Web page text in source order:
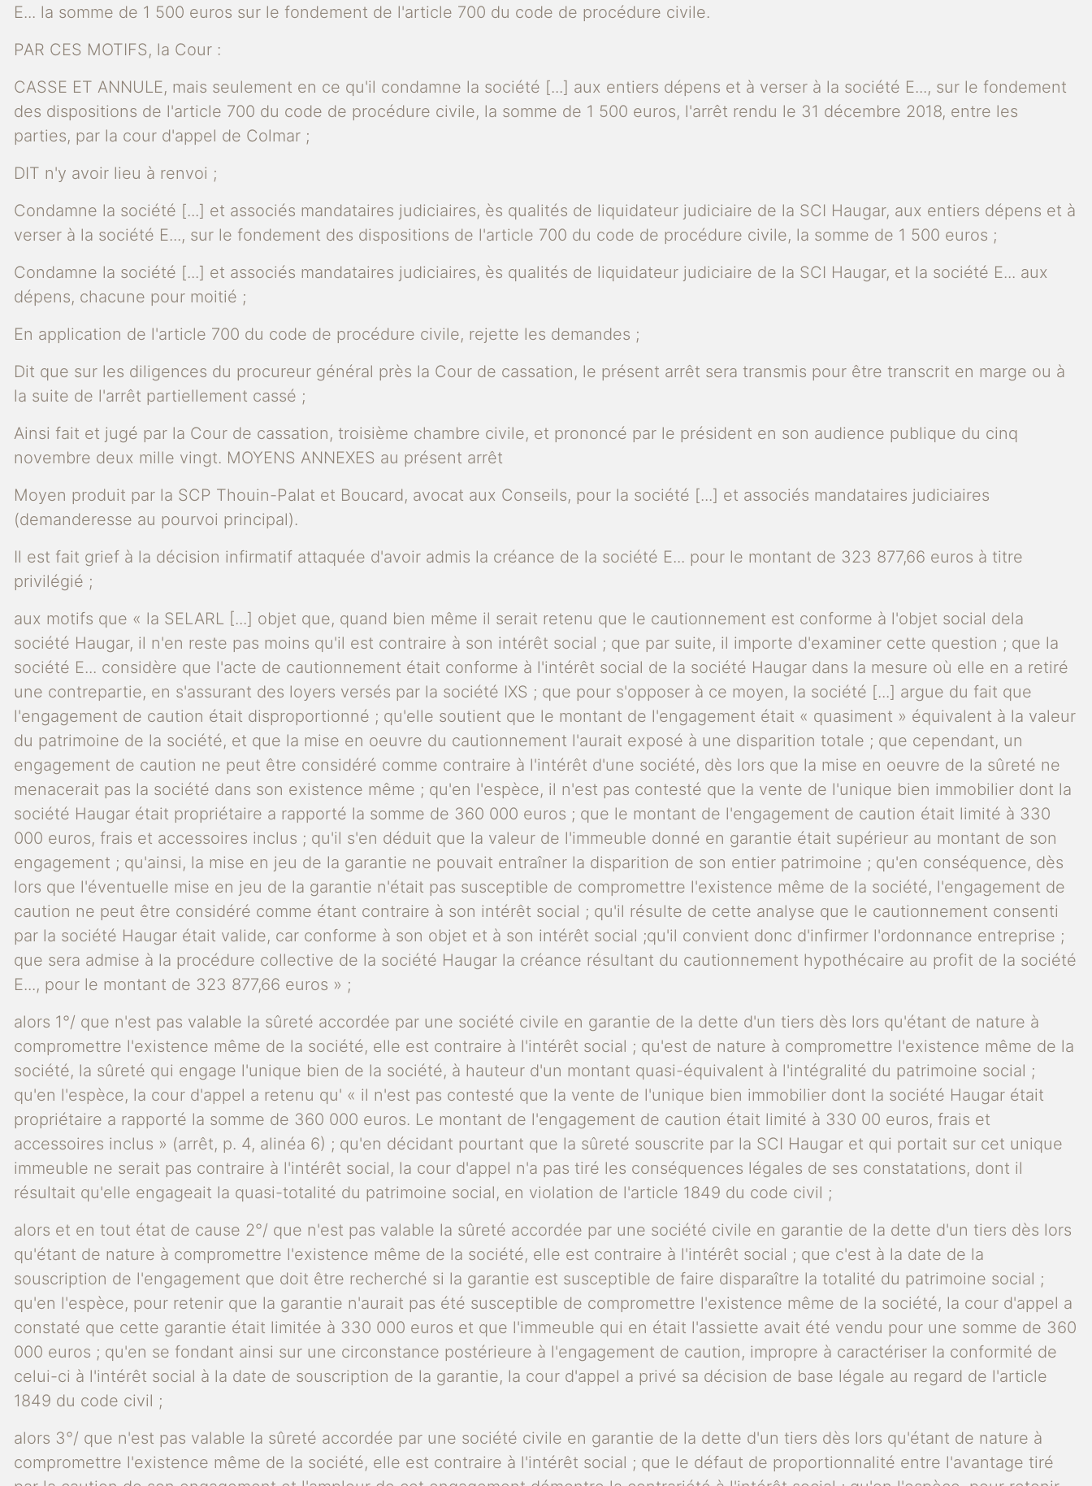
E... la somme de 1 500 euros sur le fondement de l'article 700 du code de procédure civile.
PAR CES MOTIFS, la Cour :
CASSE ET ANNULE, mais seulement en ce qu'il condamne la société [...] aux entiers dépens et à verser à la société E..., sur le fondement
des dispositions de l'article 700 du code de procédure civile, la somme de 1 500 euros, l'arrêt rendu le 31 décembre 2018, entre les
parties, par la cour d'appel de Colmar ;
DIT n'y avoir lieu à renvoi ;
Condamne la société [...] et associés mandataires judiciaires, ès qualités de liquidateur judiciaire de la SCI Haugar, aux entiers dépens et à
verser à la société E..., sur le fondement des dispositions de l'article 700 du code de procédure civile, la somme de 1 500 euros ;
Condamne la société [...] et associés mandataires judiciaires, ès qualités de liquidateur judiciaire de la SCI Haugar, et la société E... aux
dépens, chacune pour moitié ;
En application de l'article 700 du code de procédure civile, rejette les demandes ;
Dit que sur les diligences du procureur général près la Cour de cassation, le présent arrêt sera transmis pour être transcrit en marge ou à
la suite de l'arrêt partiellement cassé ;
Ainsi fait et jugé par la Cour de cassation, troisième chambre civile, et prononcé par le président en son audience publique du cinq
novembre deux mille vingt. MOYENS ANNEXES au présent arrêt
Moyen produit par la SCP Thouin-Palat et Boucard, avocat aux Conseils, pour la société [...] et associés mandataires judiciaires
(demanderesse au pourvoi principal).
Il est fait grief à la décision infirmatif attaquée d'avoir admis la créance de la société E... pour le montant de 323 877,66 euros à titre
privilégié ;
aux motifs que « la SELARL [...] objet que, quand bien même il serait retenu que le cautionnement est conforme à l'objet social dela
société Haugar, il n'en reste pas moins qu'il est contraire à son intérêt social ; que par suite, il importe d'examiner cette question ; que la
société E... considère que l'acte de cautionnement était conforme à l'intérêt social de la société Haugar dans la mesure où elle en a retiré
une contrepartie, en s'assurant des loyers versés par la société IXS ; que pour s'opposer à ce moyen, la société [...] argue du fait que
l'engagement de caution était disproportionné ; qu'elle soutient que le montant de l'engagement était « quasiment » équivalent à la valeur
du patrimoine de la société, et que la mise en oeuvre du cautionnement l'aurait exposé à une disparition totale ; que cependant, un
engagement de caution ne peut être considéré comme contraire à l'intérêt d'une société, dès lors que la mise en oeuvre de la sûreté ne
menacerait pas la société dans son existence même ; qu'en l'espèce, il n'est pas contesté que la vente de l'unique bien immobilier dont la
société Haugar était propriétaire a rapporté la somme de 360 000 euros ; que le montant de l'engagement de caution était limité à 330
000 euros, frais et accessoires inclus ; qu'il s'en déduit que la valeur de l'immeuble donné en garantie était supérieur au montant de son
engagement ; qu'ainsi, la mise en jeu de la garantie ne pouvait entraîner la disparition de son entier patrimoine ; qu'en conséquence, dès
lors que l'éventuelle mise en jeu de la garantie n'était pas susceptible de compromettre l'existence même de la société, l'engagement de
caution ne peut être considéré comme étant contraire à son intérêt social ; qu'il résulte de cette analyse que le cautionnement consenti
par la société Haugar était valide, car conforme à son objet et à son intérêt social ;qu'il convient donc d'infirmer l'ordonnance entreprise ;
que sera admise à la procédure collective de la société Haugar la créance résultant du cautionnement hypothécaire au profit de la société
E..., pour le montant de 323 877,66 euros » ;
alors 1°/ que n'est pas valable la sûreté accordée par une société civile en garantie de la dette d'un tiers dès lors qu'étant de nature à
compromettre l'existence même de la société, elle est contraire à l'intérêt social ; qu'est de nature à compromettre l'existence même de la
société, la sûreté qui engage l'unique bien de la société, à hauteur d'un montant quasi-équivalent à l'intégralité du patrimoine social ;
qu'en l'espèce, la cour d'appel a retenu qu' « il n'est pas contesté que la vente de l'unique bien immobilier dont la société Haugar était
propriétaire a rapporté la somme de 360 000 euros. Le montant de l'engagement de caution était limité à 330 00 euros, frais et
accessoires inclus » (arrêt, p. 4, alinéa 6) ; qu'en décidant pourtant que la sûreté souscrite par la SCI Haugar et qui portait sur cet unique
immeuble ne serait pas contraire à l'intérêt social, la cour d'appel n'a pas tiré les conséquences légales de ses constatations, dont il
résultait qu'elle engageait la quasi-totalité du patrimoine social, en violation de l'article 1849 du code civil ;
alors et en tout état de cause 2°/ que n'est pas valable la sûreté accordée par une société civile en garantie de la dette d'un tiers dès lors
qu'étant de nature à compromettre l'existence même de la société, elle est contraire à l'intérêt social ; que c'est à la date de la
souscription de l'engagement que doit être recherché si la garantie est susceptible de faire disparaître la totalité du patrimoine social ;
qu'en l'espèce, pour retenir que la garantie n'aurait pas été susceptible de compromettre l'existence même de la société, la cour d'appel a
constaté que cette garantie était limitée à 330 000 euros et que l'immeuble qui en était l'assiette avait été vendu pour une somme de 360
000 euros ; qu'en se fondant ainsi sur une circonstance postérieure à l'engagement de caution, impropre à caractériser la conformité de
celui-ci à l'intérêt social à la date de souscription de la garantie, la cour d'appel a privé sa décision de base légale au regard de l'article
1849 du code civil ;
alors 3°/ que n'est pas valable la sûreté accordée par une société civile en garantie de la dette d'un tiers dès lors qu'étant de nature à
compromettre l'existence même de la société, elle est contraire à l'intérêt social ; que le défaut de proportionnalité entre l'avantage tiré